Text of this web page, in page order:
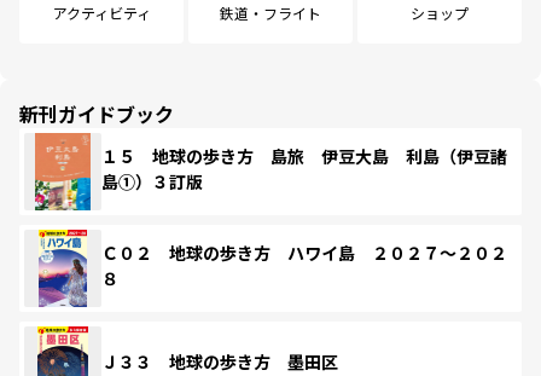
アクティビティ 鉄道・フライト ショップ
新刊ガイドブック
１５ 地球の歩き方 島旅 伊豆大島 利島（伊豆諸
島①）３訂版
Ｃ０２ 地球の歩き方 ハワイ島 ２０２７～２０２
８
Ｊ３３ 地球の歩き方 墨田区